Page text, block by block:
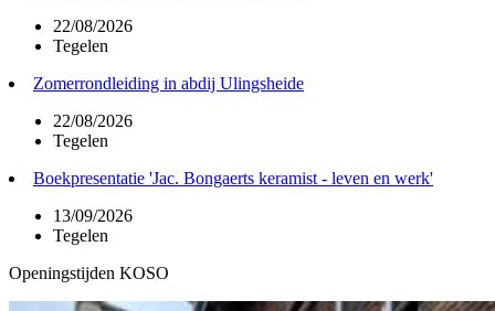
22/08/2026
Tegelen
Zomerrondleiding in abdij Ulingsheide
22/08/2026
Tegelen
Boekpresentatie 'Jac. Bongaerts keramist - leven en werk'
13/09/2026
Tegelen
Openingstijden KOSO